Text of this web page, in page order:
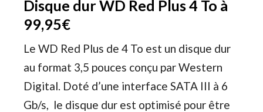
Disque dur WD Red Plus 4 To à
99,95€
Le WD Red Plus de 4 To est un disque dur
au format 3,5 pouces conçu par Western
Digital. Doté d’une interface SATA III à 6
Gb/s, le disque dur est optimisé pour être